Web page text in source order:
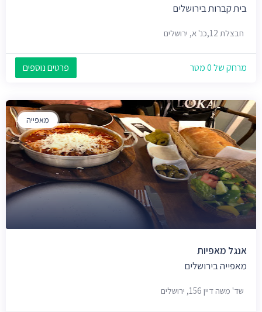
בית קברות בירושלים
חבצלת 12,כנ' א, ירושלים
מרחק של 0 מטר פרטים נוספים
מאפייה
אנגל מאפיות
מאפייה בירושלים
שד' משה דיין 156, ירושלים